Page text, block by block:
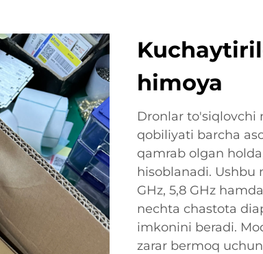
himoya
Dronlar to'siqlovchi
qobiliyati barcha
qamrab olgan
hisoblanadi. Ushbu
GHz, 5,8 GHz
nechta chastota
imkonini beradi.
zarar bermoq